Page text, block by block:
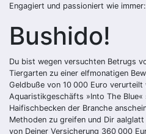
Engagiert und passioniert wie immer:
Bushido!
Du bist wegen versuchten Betrugs
Tiergarten zu einer elfmonatigen
Geldbuße von 10 000 Euro
Aquaristikgeschäfts »Into The Blue«
Haifischbecken der Branche
Methoden zu greifen und Dir
von Deiner Versicherung 360 000